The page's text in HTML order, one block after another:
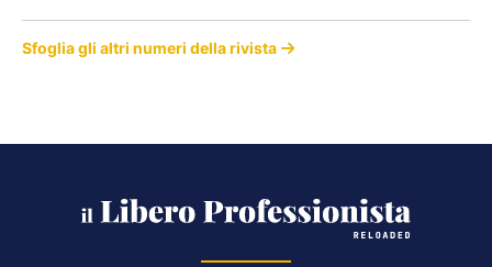
Sfoglia gli altri numeri della rivista